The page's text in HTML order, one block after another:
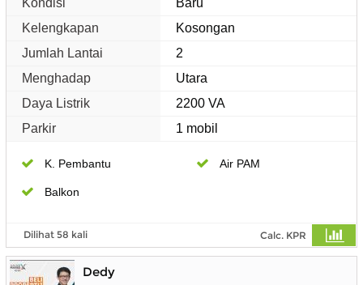
Kelengkapan
Kosongan
Jumlah Lantai
2
Menghadap
Utara
Daya Listrik
2200 VA
Parkir
1 mobil
K. Pembantu Air PAM
Balkon
Dilihat 58 kali Calc. KPR
Dedy